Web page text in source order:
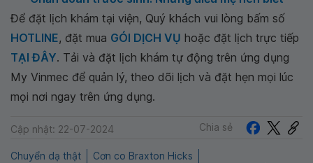
Để đặt lịch khám tại viện, Quý khách vui lòng bấm số
HOTLINE, đặt mua GÓI DỊCH VỤ hoặc đặt lịch trực tiếp
TẠI ĐÂY. Tải và đặt lịch khám tự động trên ứng dụng
My Vinmec để quản lý, theo dõi lịch và đặt hẹn mọi lúc
mọi nơi ngay trên ứng dụng.
Cập nhật: 22-07-2024 Chia sẻ
Chuyển dạ thật
Cơn co Braxton Hicks